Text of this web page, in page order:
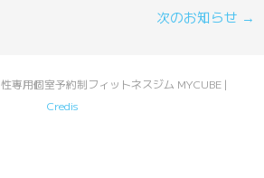
次のお知らせ →
専用個室予約制フィットネスジム MYCUBE |
Credis